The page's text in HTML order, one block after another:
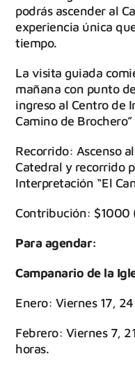
podrás ascender al
experiencia única
tiempo.
La visita guiada
mañana con punto
ingreso al Centro de
Camino de
Recorrido: Ascenso
Catedral y recorrido
Interpretación “El
Contribución: $1000
Para agendar:
Campanario de la
Enero: Viernes 17,
Febrero: Viernes 7,
horas.